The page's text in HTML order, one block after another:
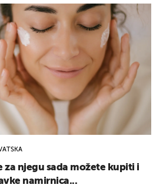
za njegu sada možete kupiti i
namirnica...